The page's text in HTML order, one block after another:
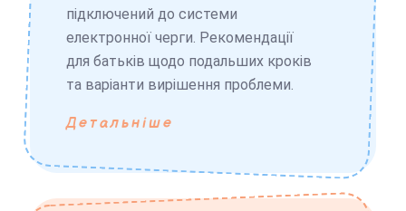
підключений до системи
електронної черги. Рекомендації
для батьків щодо подальших кроків
та варіанти вирішення проблеми.
Детальніше